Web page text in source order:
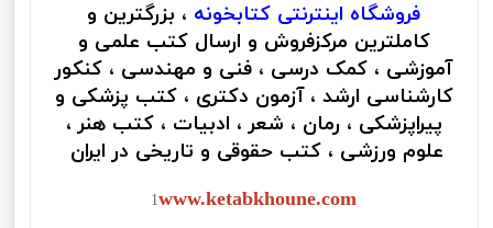
فروشگاه اینترنتی کتابخونه ، بزرگترین و
کاملترین مرکزفروش و ارسال کتب علمی و
آموزشی ، کمک درسی ، فنی و مهندسی ، کنکور
کارشناسی ارشد ، آزمون دکتری ، کتب پزشکی و
پیراپزشکی ، رمان ، شعر ، ادبیات ، کتب هنر ،
علوم ورزشی ، کتب حقوقی و تاریخی در ایران
1www.ketabkhoune.com